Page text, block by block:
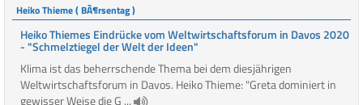
Heiko Thieme ( BÃ¶rsentag )
Heiko Thiemes Eindrücke vom Weltwirtschaftsforum in Davos 2020
- "Schmelztiegel der Welt der Ideen"
Klima ist das beherrschende Thema bei dem diesjährigen
Weltwirtschaftsforum in Davos. Heiko Thieme: "Greta dominiert in
gewisser Weise die G ...